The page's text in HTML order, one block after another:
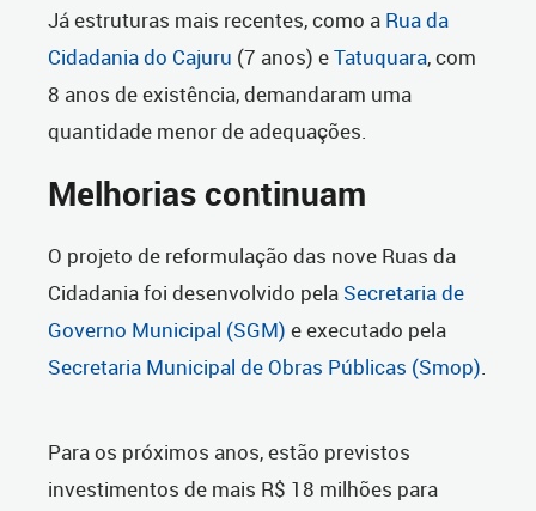
Já estruturas mais recentes, como a Rua da
Cidadania do Cajuru (7 anos) eTatuquara, com
8 anos de existência, demandaram uma
quantidade menor de adequações.
Melhorias continuam
O projeto de reformulação das nove Ruas da
Cidadania foi desenvolvido pela Secretaria de
Governo Municipal (SGM) e executado pela
Secretaria Municipal de Obras Públicas (Smop).
Para os próximos anos, estão previstos
investimentos de mais R$ 18 milhões para